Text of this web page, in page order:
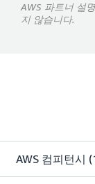
AWS 파트너 설
지 않습니다.
AWS 컴피턴시